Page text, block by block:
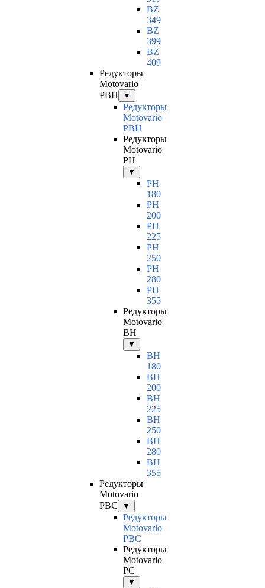
BZ
349
BZ
399
BZ
409
Редукторы
Motovario
PBH
▼
Редукторы
Motovario
PBH
Редукторы
Motovario
PH
▼
PH
180
PH
200
PH
225
PH
250
PH
280
PH
355
Редукторы
Motovario
BH
▼
BH
180
BH
200
BH
225
BH
250
BH
280
BH
355
Редукторы
Motovario
PBC
▼
Редукторы
Motovario
PBC
Редукторы
Motovario
PC
▼